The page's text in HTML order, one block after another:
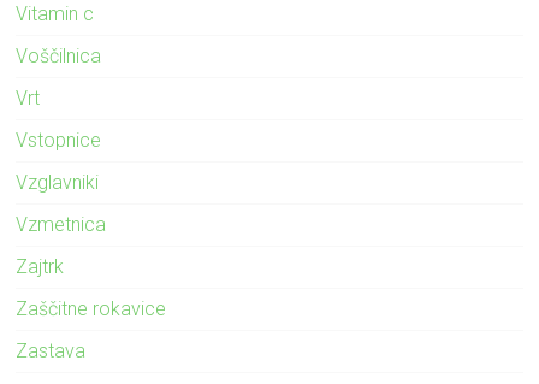
Vitamin c
Voščilnica
Vrt
Vstopnice
Vzglavniki
Vzmetnica
Zajtrk
Zaščitne rokavice
Zastava